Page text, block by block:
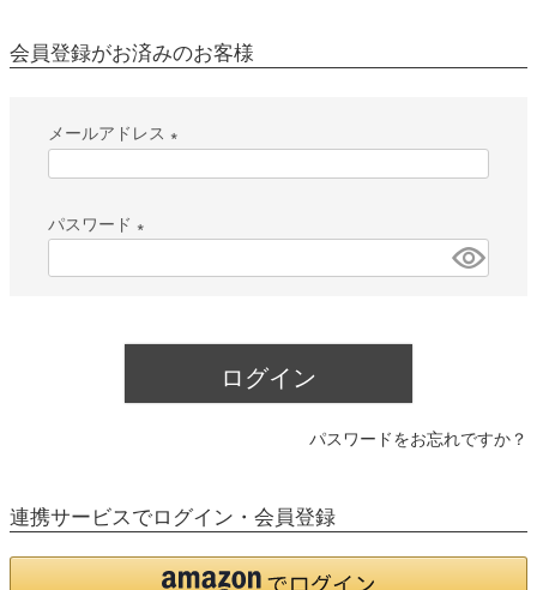
会員登録がお済みのお客様
メールアドレス
(
須
パスワード
ログイン
パスワードをお忘れですか？
連携サービスでログイン・会員登録